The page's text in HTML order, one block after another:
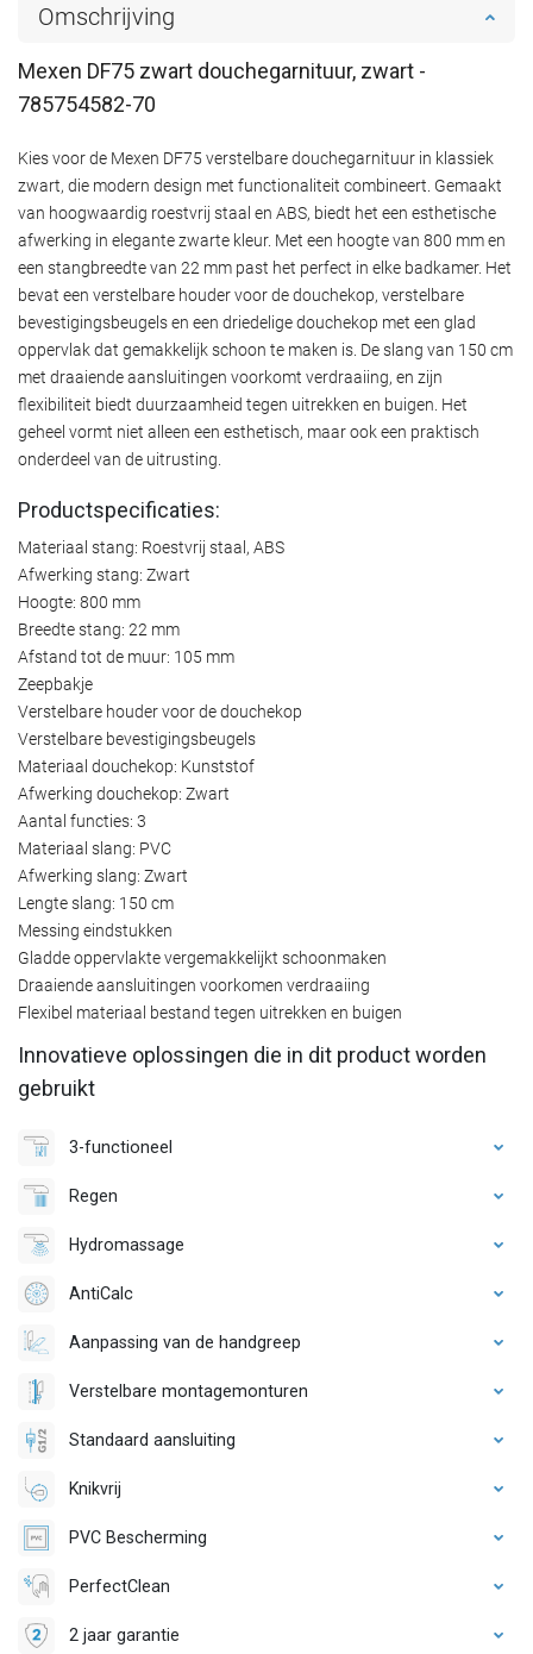
Omschrijving
Mexen DF75 zwart douchegarnituur, zwart -
785754582-70
Kies voor de Mexen DF75 verstelbare douchegarnituur in klassiek
zwart, die modern design met functionaliteit combineert. Gemaakt
van hoogwaardig roestvrij staal en ABS, biedt het een esthetische
afwerking in elegante zwarte kleur. Met een hoogte van 800 mm en
een stangbreedte van 22 mm past het perfect in elke badkamer. Het
bevat een verstelbare houder voor de douchekop, verstelbare
bevestigingsbeugels en een driedelige douchekop met een glad
oppervlak dat gemakkelijk schoon te maken is. De slang van 150 cm
met draaiende aansluitingen voorkomt verdraaiing, en zijn
flexibiliteit biedt duurzaamheid tegen uitrekken en buigen. Het
geheel vormt niet alleen een esthetisch, maar ook een praktisch
onderdeel van de uitrusting.
Productspecificaties:
Materiaal stang: Roestvrij staal, ABS
Afwerking stang: Zwart
Hoogte: 800 mm
Breedte stang: 22 mm
Afstand tot de muur: 105 mm
Zeepbakje
Verstelbare houder voor de douchekop
Verstelbare bevestigingsbeugels
Materiaal douchekop: Kunststof
Afwerking douchekop: Zwart
Aantal functies: 3
Materiaal slang: PVC
Afwerking slang: Zwart
Lengte slang: 150 cm
Messing eindstukken
Gladde oppervlakte vergemakkelijkt schoonmaken
Draaiende aansluitingen voorkomen verdraaiing
Flexibel materiaal bestand tegen uitrekken en buigen
Innovatieve oplossingen die in dit product worden
gebruikt
3-functioneel
Regen
Hydromassage
AntiCalc
Aanpassing van de handgreep
Verstelbare montagemonturen
Standaard aansluiting
Knikvrij
PVC Bescherming
PerfectClean
2 jaar garantie